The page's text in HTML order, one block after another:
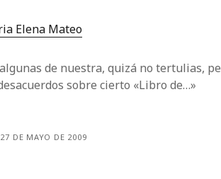
Elena Mateo
de nuestra, quizá no tertulias,
sobre cierto «Libro de…»
DE MAYO DE 2009